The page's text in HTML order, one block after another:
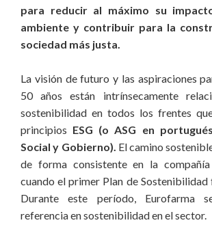
para reducir al máximo su
ambiente y contribuir para la
sociedad más justa.
La visión de futuro y las aspiraciones
50 años están intrínsecamente
sostenibilidad en todos los frentes
principios ESG (o ASG en
Social y Gobierno). El camino
de forma consistente en la
cuando el primer Plan de
Durante este período, Eurofarma
referencia en sostenibilidad en el sector.